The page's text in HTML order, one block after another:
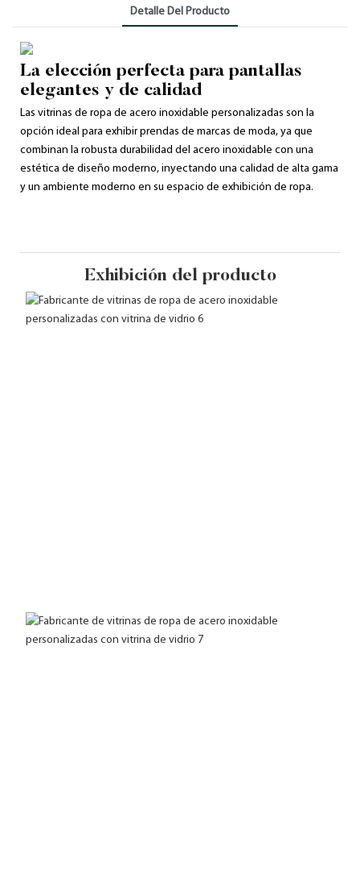
Detalle Del Producto
La elección perfecta para pantallas
elegantes y de calidad
Las vitrinas de ropa de acero inoxidable personalizadas son la
opción ideal para exhibir prendas de marcas de moda, ya que
combinan la robusta durabilidad del acero inoxidable con una
estética de diseño moderno, inyectando una calidad de alta gama
y un ambiente moderno en su espacio de exhibición de ropa.
Exhibición del producto